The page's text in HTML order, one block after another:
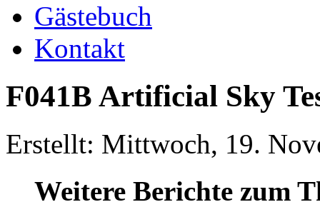
Gästebuch
Kontakt
F041B Artificial Sky
Erstellt: Mittwoch, 19.
Weitere Berichte zum